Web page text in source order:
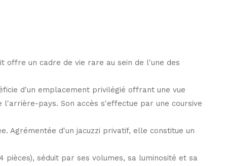
offre un cadre de vie rare au sein de l'une des
d'un emplacement privilégié offrant une vue
pays. Son accès s'effectue par une coursive
Agrémentée d'un jacuzzi privatif, elle constitue un
séduit par ses volumes, sa luminosité et sa